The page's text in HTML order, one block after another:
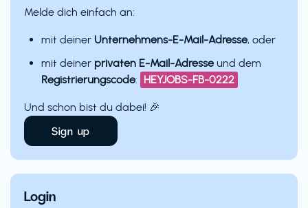
Melde dich einfach an:
mit deiner Unternehmens-E-Mail-Adresse, oder
mit deiner privaten E-Mail-Adresse und dem
Registrierungscode: HEYJOBS-FB-0222
Und schon bist du dabei! 🎉
Sign up
Login